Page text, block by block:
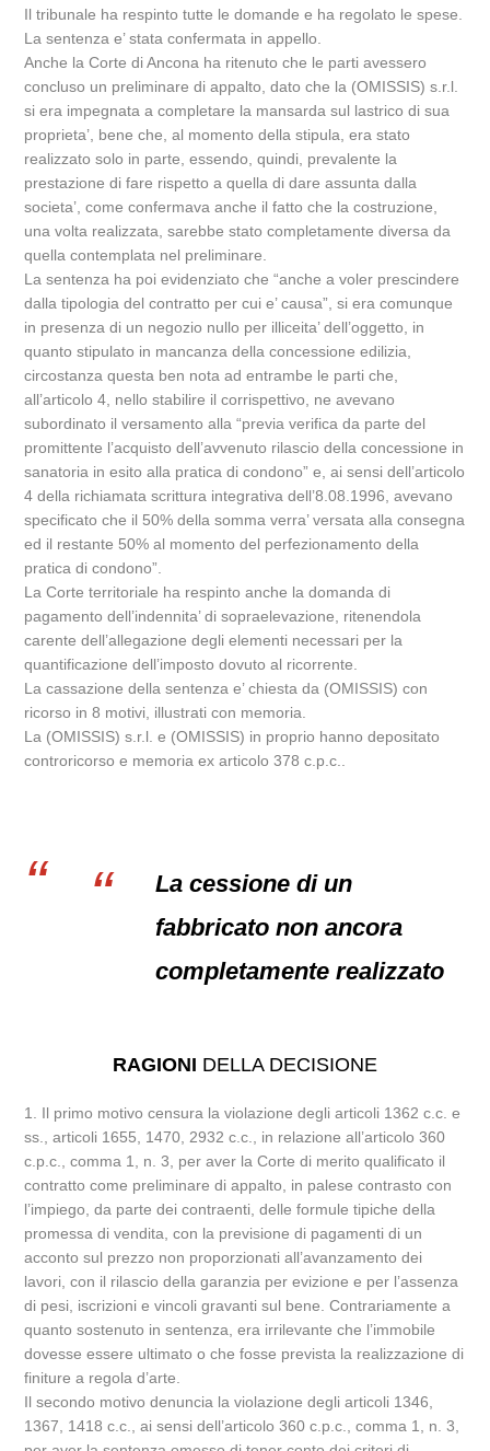
Il tribunale ha respinto tutte le domande e ha regolato le spese.
La sentenza e’ stata confermata in appello.
Anche la Corte di Ancona ha ritenuto che le parti avessero
concluso un preliminare di appalto, dato che la (OMISSIS) s.r.l.
si era impegnata a completare la mansarda sul lastrico di sua
proprieta’, bene che, al momento della stipula, era stato
realizzato solo in parte, essendo, quindi, prevalente la
prestazione di fare rispetto a quella di dare assunta dalla
societa’, come confermava anche il fatto che la costruzione,
una volta realizzata, sarebbe stato completamente diversa da
quella contemplata nel preliminare.
La sentenza ha poi evidenziato che “anche a voler prescindere
dalla tipologia del contratto per cui e’ causa”, si era comunque
in presenza di un negozio nullo per illiceita’ dell’oggetto, in
quanto stipulato in mancanza della concessione edilizia,
circostanza questa ben nota ad entrambe le parti che,
all’articolo 4, nello stabilire il corrispettivo, ne avevano
subordinato il versamento alla “previa verifica da parte del
promittente l’acquisto dell’avvenuto rilascio della concessione in
sanatoria in esito alla pratica di condono” e, ai sensi dell’articolo
4 della richiamata scrittura integrativa dell’8.08.1996, avevano
specificato che il 50% della somma verra’ versata alla consegna
ed il restante 50% al momento del perfezionamento della
pratica di condono”.
La Corte territoriale ha respinto anche la domanda di
pagamento dell’indennita’ di sopraelevazione, ritenendola
carente dell’allegazione degli elementi necessari per la
quantificazione dell’imposto dovuto al ricorrente.
La cassazione della sentenza e’ chiesta da (OMISSIS) con
ricorso in 8 motivi, illustrati con memoria.
La (OMISSIS) s.r.l. e (OMISSIS) in proprio hanno depositato
controricorso e memoria ex articolo 378 c.p.c..
La cessione di un
fabbricato non ancora
completamente realizzato
RAGIONI DELLA DECISIONE
1. Il primo motivo censura la violazione degli articoli 1362 c.c. e
ss., articoli 1655, 1470, 2932 c.c., in relazione all’articolo 360
c.p.c., comma 1, n. 3, per aver la Corte di merito qualificato il
contratto come preliminare di appalto, in palese contrasto con
l’impiego, da parte dei contraenti, delle formule tipiche della
promessa di vendita, con la previsione di pagamenti di un
acconto sul prezzo non proporzionati all’avanzamento dei
lavori, con il rilascio della garanzia per evizione e per l’assenza
di pesi, iscrizioni e vincoli gravanti sul bene. Contrariamente a
quanto sostenuto in sentenza, era irrilevante che l’immobile
dovesse essere ultimato o che fosse prevista la realizzazione di
finiture a regola d’arte.
Il secondo motivo denuncia la violazione degli articoli 1346,
1367, 1418 c.c., ai sensi dell’articolo 360 c.p.c., comma 1, n. 3,